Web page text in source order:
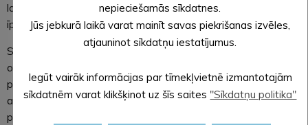
latvāņu izplatības ierobežošana, tā radot invāziju arī blakus
īpašumos.
Sosnovska latvāņa izplatības ierobežošanas pasākumu
organizatoriskā plāna 2026.–2030. gadam īstenošanas laikā
paredzēts pielietot diferencētu pieeju cīņā pret invazīvo
augu, prioritāri veicot ierobežošanas pasākumus tajās
pagastu teritorijās, kur novērojama visstraujākā izplatība.
nepieciešamās sīkdatnes.
Jūs jebkurā laikā varat mainīt savas piekrišanas izvēles,
atjauninot sīkdatņu iestatījumus.
Iegūt vairāk informācijas par tīmekļvietnē izmantotajām
sīkdatnēm varat klikšķinot uz šīs saites "Sīkdatņu politika"